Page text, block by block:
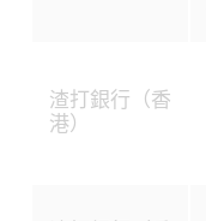
渣打銀行（香
港）